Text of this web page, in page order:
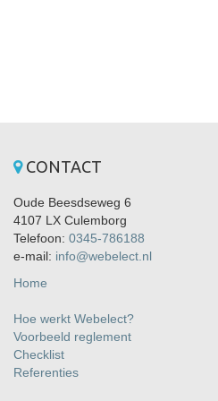
CONTACT
Oude Beesdseweg 6
4107 LX Culemborg
Telefoon: 0345-786188
e-mail: info@webelect.nl
Home
Hoe werkt Webelect?
Voorbeeld reglement
Checklist
Referenties